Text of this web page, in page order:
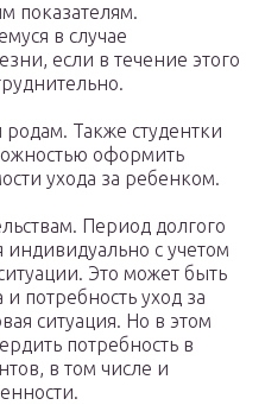
показателям.
в случае
если в течение этого
Также студентки
оформить
ухода за ребенком.
Период долгого
индивидуально с учетом
Это может быть
потребность уход за
ситуация. Но в этом
потребность в
в том числе и